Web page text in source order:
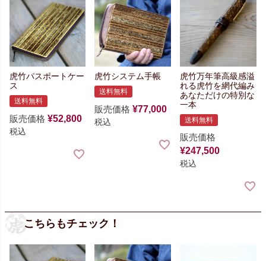
虎竹パスポートケー
ス
送料無料
販売価格 ¥52,800
税込
虎竹システム手帳
送料無料
販売価格 ¥77,000
税込
虎竹万年筆高級感溢
れる虎竹を網代編み
あなただけの特別な
一本
送料無料
販売価格
¥247,500
税込
こちらもチェック！